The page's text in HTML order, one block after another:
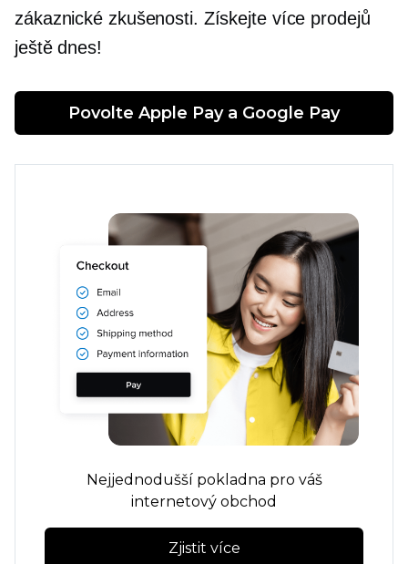
zákaznické zkušenosti. Získejte více prodejů
ještě dnes!
Povolte Apple Pay a Google Pay
Nejjednodušší pokladna pro váš
internetový obchod
Zjistit více